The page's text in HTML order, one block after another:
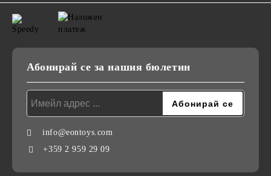
Абонирай се за нашия бюлетин
info@eontoys.com
+359 2 959 29 09